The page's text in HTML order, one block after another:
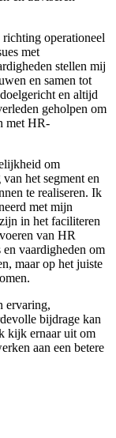
richting operationeel
met
stellen mij
en samen tot
en altijd
geholpen om
met HR-
om
het segment en
te realiseren. Ik
met mijn
in het faciliteren
van HR
vaardigheden om
maar op het juiste
ervaring,
bijdrage kan
kijk ernaar uit om
aan een betere